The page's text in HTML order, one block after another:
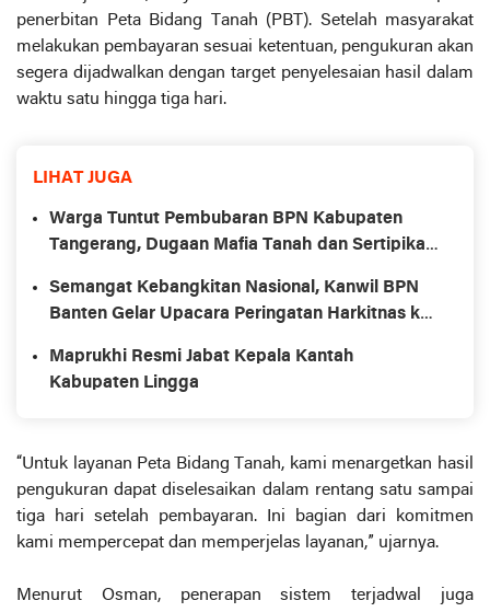
penerbitan Peta Bidang Tanah (PBT). Setelah masyarakat
melakukan pembayaran sesuai ketentuan, pengukuran akan
segera dijadwalkan dengan target penyelesaian hasil dalam
waktu satu hingga tiga hari.
LIHAT JUGA
Warga Tuntut Pembubaran BPN Kabupaten
Tangerang, Dugaan Mafia Tanah dan Sertipikat
Semangat Kebangkitan Nasional, Kanwil BPN
Banten Gelar Upacara Peringatan Harkitnas ke-
Maprukhi Resmi Jabat Kepala Kantah
Kabupaten Lingga
“Untuk layanan Peta Bidang Tanah, kami menargetkan hasil
pengukuran dapat diselesaikan dalam rentang satu sampai
tiga hari setelah pembayaran. Ini bagian dari komitmen
kami mempercepat dan memperjelas layanan,” ujarnya.
Menurut Osman, penerapan sistem terjadwal juga